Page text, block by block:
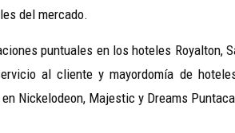
del mercado.
puntuales en los hoteles Royalton,
al cliente y mayordomía de
Nickelodeon, Majestic y Dreams